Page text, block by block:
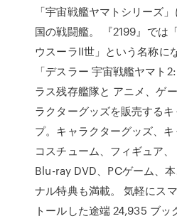
「宇宙戦艦ヤマトシリーズ
国の戦闘艦。 『2199』では
ウスーラII世」という名称に
「デスラー 宇宙戦艦ヤマト
ラス残存艦隊と アニメ、ゲ
ラクターグッズを販売する
プ。キャラクターグッズ、キ
コスチューム、フィギュア、
Blu-ray DVD、PCゲーム、
ナル特典も満載。 気軽にス
トールした途端 24,935 ブ